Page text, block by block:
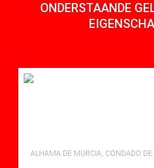
ONDERSTAANDE
ALHAMA DE MURCIA, CONDADO